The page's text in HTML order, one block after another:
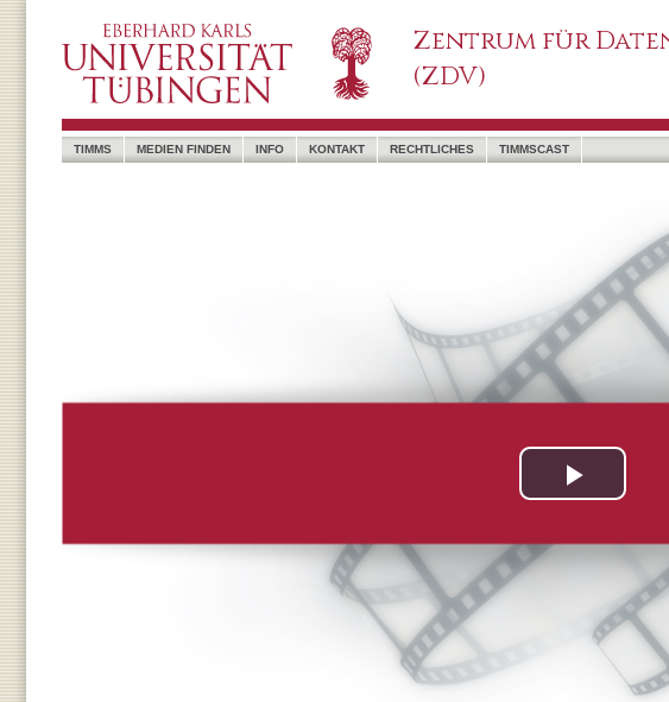
Zentrum für
(ZDV)
TIMMS MEDIEN FINDEN INFO KONTAKT RECHTLICHES TIMMSCAST